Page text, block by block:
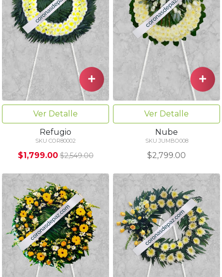
Ver Detalle
Refugio
SKU COR80002
$1,799.00 $2,549.00
Ver Detalle
Nube
SKU JUMBO008
$2,799.00